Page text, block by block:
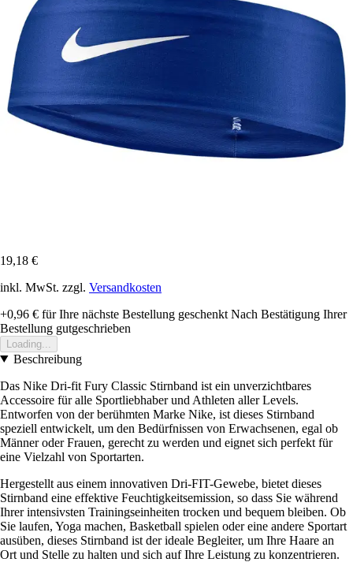
19,18 €
inkl. MwSt. zzgl. Versandkosten
+0,96 € für Ihre nächste Bestellung geschenkt Nach Bestätigung Ihrer
Bestellung gutgeschrieben
Loading...
Beschreibung
Das Nike Dri-fit Fury Classic Stirnband ist ein unverzichtbares
Accessoire für alle Sportliebhaber und Athleten aller Levels.
Entworfen von der berühmten Marke Nike, ist dieses Stirnband
speziell entwickelt, um den Bedürfnissen von Erwachsenen, egal ob
Männer oder Frauen, gerecht zu werden und eignet sich perfekt für
eine Vielzahl von Sportarten.
Hergestellt aus einem innovativen Dri-FIT-Gewebe, bietet dieses
Stirnband eine effektive Feuchtigkeitsemission, so dass Sie während
Ihrer intensivsten Trainingseinheiten trocken und bequem bleiben. Ob
Sie laufen, Yoga machen, Basketball spielen oder eine andere Sportart
ausüben, dieses Stirnband ist der ideale Begleiter, um Ihre Haare an
Ort und Stelle zu halten und sich auf Ihre Leistung zu konzentrieren.